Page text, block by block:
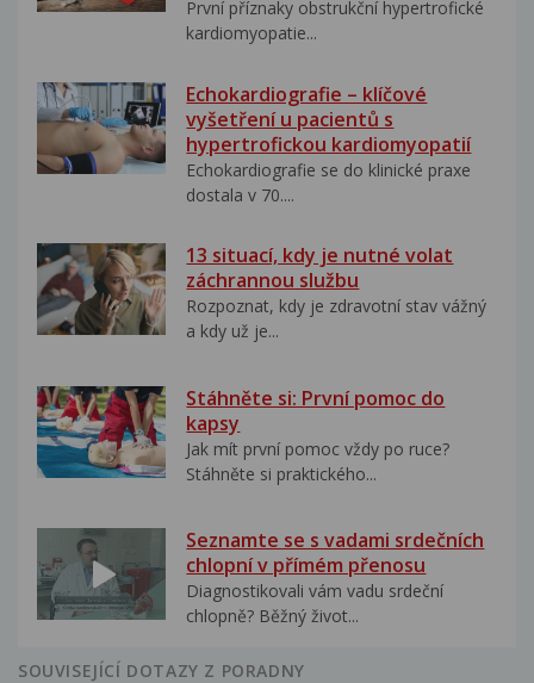
První příznaky obstrukční hypertrofické
kardiomyopatie...
Echokardiografie – klíčové
vyšetření u pacientů s
hypertrofickou kardiomyopatií
Echokardiografie se do klinické praxe
dostala v 70....
13 situací, kdy je nutné volat
záchrannou službu
Rozpoznat, kdy je zdravotní stav vážný
a kdy už je...
Stáhněte si: První pomoc do
kapsy
Jak mít první pomoc vždy po ruce?
Stáhněte si praktického...
Seznamte se s vadami srdečních
chlopní v přímém přenosu
Diagnostikovali vám vadu srdeční
chlopně? Běžný život...
SOUVISEJÍCÍ DOTAZY Z PORADNY